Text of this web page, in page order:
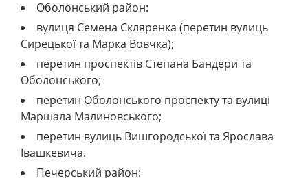
Оболонський район:
вулиця Семена Скляренка (перетин вулиць
Сирецької та Марка Вовчка);
перетин проспектів Степана Бандери та
Оболонського;
перетин Оболонського проспекту та вулиці
Маршала Малиновського;
перетин вулиць Вишгородської та Ярослава
Івашкевича.
Печерський район: